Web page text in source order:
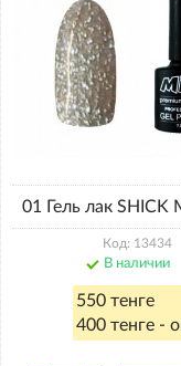
01 Гель лак SHICK
Код: 13434
В наличии
550 тенге
400 тенге -